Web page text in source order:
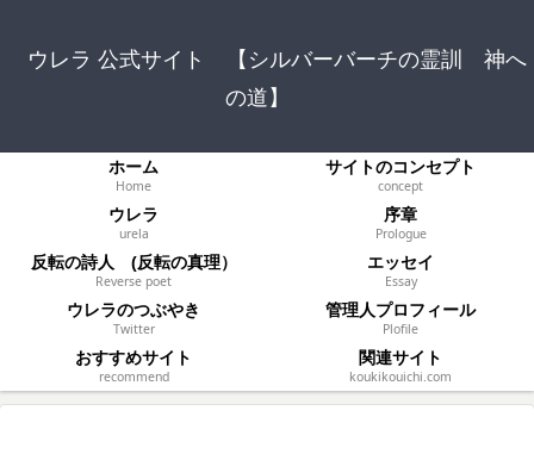
ウレラ 公式サイト 【シルバーバーチの霊訓 神へ
の道】
ホーム
Home
サイトのコンセプト
concept
ウレラ
urela
序章
Prologue
反転の詩人 (反転の真理）
Reverse poet
エッセイ
Essay
ウレラのつぶやき
Twitter
管理人プロフィール
Plofile
おすすめサイト
recommend
関連サイト
koukikouichi.com